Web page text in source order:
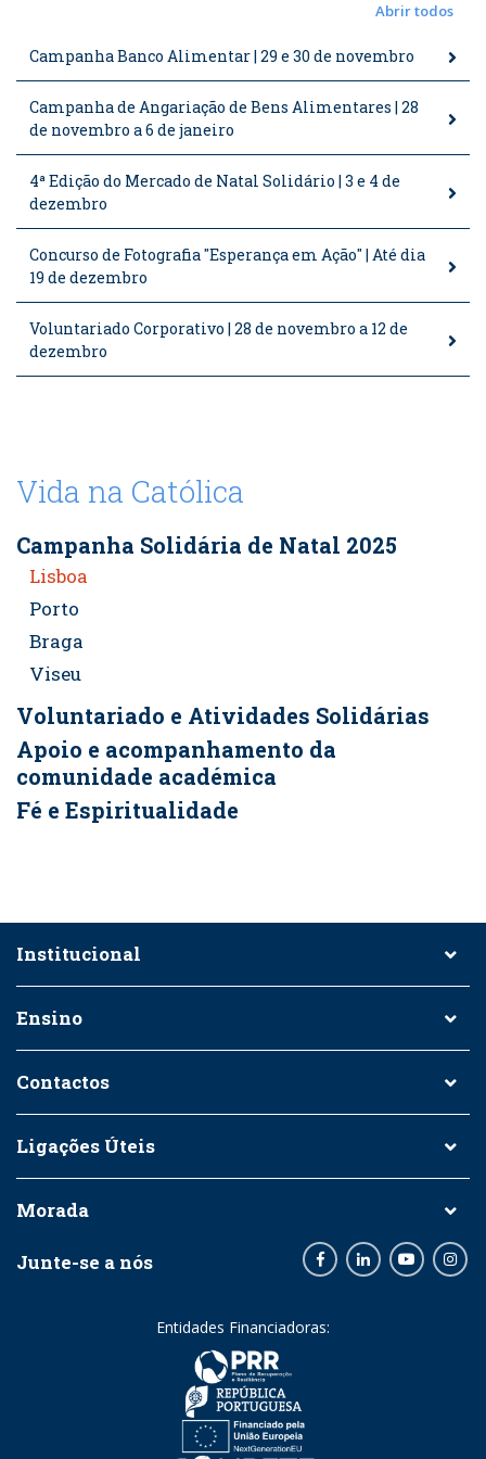
Abrir todos
Campanha Banco Alimentar | 29 e 30 de novembro
Campanha de Angariação de Bens Alimentares | 28
de novembro a 6 de janeiro
4ª Edição do Mercado de Natal Solidário | 3 e 4 de
dezembro
Concurso de Fotografia "Esperança em Ação" | Até dia
19 de dezembro
Voluntariado Corporativo | 28 de novembro a 12 de
dezembro
Vida na Católica
Campanha Solidária de Natal 2025
Lisboa
Porto
Braga
Viseu
Voluntariado e Atividades Solidárias
Apoio e acompanhamento da
comunidade académica
Fé e Espiritualidade
Institucional
Ensino
Contactos
Ligações Úteis
Morada
Junte-se a nós FacebookLinkedInYoutube
Entidades Financiadoras: